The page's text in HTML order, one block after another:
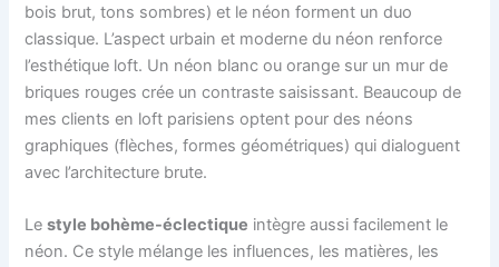
bois brut, tons sombres) et le néon forment un duo
classique. L’aspect urbain et moderne du néon renforce
l’esthétique loft. Un néon blanc ou orange sur un mur de
briques rouges crée un contraste saisissant. Beaucoup de
mes clients en loft parisiens optent pour des néons
graphiques (flèches, formes géométriques) qui dialoguent
avec l’architecture brute.
Lestyle bohème-éclectique intègre aussi facilement le
néon. Ce style mélange les influences, les matières, les